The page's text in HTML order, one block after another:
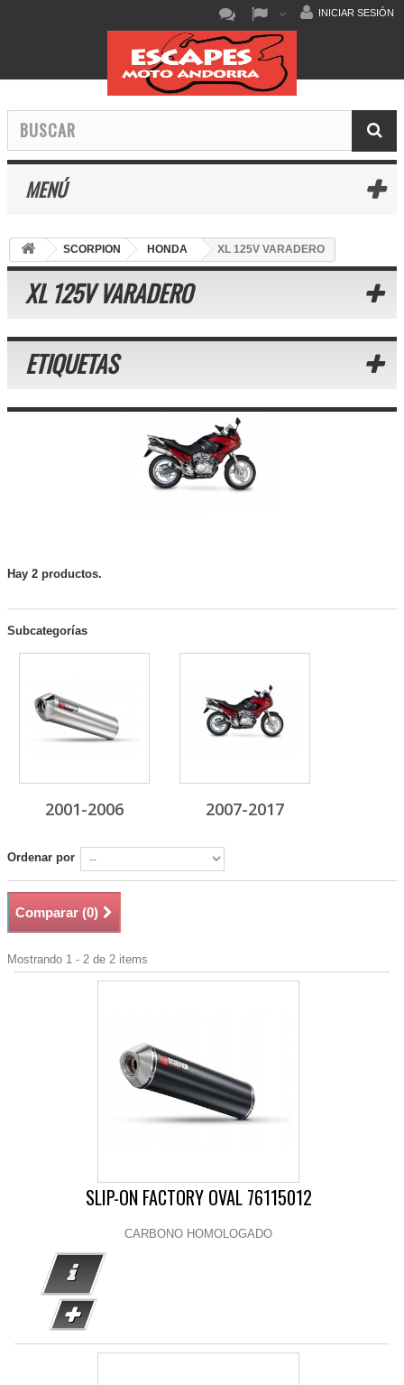
INICIAR SESIÓN
MENÚ
SCORPION HONDA XL 125V VARADERO
XL 125V VARADERO
ETIQUETAS
Hay 2 productos.
Subcategorías
2001-2006 2007-2017
Ordenar por
Comparar (0)
Mostrando 1 - 2 de 2 items
SLIP-ON FACTORY OVAL 76115012
CARBONO HOMOLOGADO